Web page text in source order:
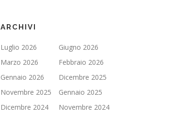
ARCHIVI
Luglio 2026
Giugno 2026
Marzo 2026
Febbraio 2026
Gennaio 2026
Dicembre 2025
Novembre 2025
Gennaio 2025
Dicembre 2024
Novembre 2024